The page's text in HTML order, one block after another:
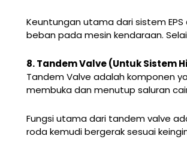
Keuntungan utama dari sistem
beban pada mesin kendaraan.
8. Tandem Valve (Untuk Sistem
Tandem Valve adalah komponen
membuka dan menutup saluran
Fungsi utama dari tandem valve
roda kemudi bergerak sesuai